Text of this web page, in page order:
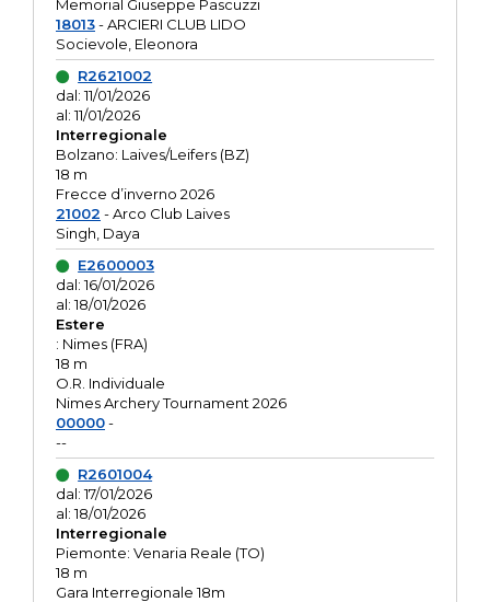
Memorial Giuseppe Pascuzzi
18013- ARCIERI CLUB LIDO
Socievole, Eleonora
R2621002
dal: 11/01/2026
al: 11/01/2026
Interregionale
Bolzano: Laives/Leifers (BZ)
18 m
Frecce d’inverno 2026
21002 - Arco Club Laives
Singh, Daya
E2600003
dal: 16/01/2026
al: 18/01/2026
Estere
: Nimes (FRA)
18 m
O.R. Individuale
Nimes Archery Tournament 2026
00000-
--
R2601004
dal: 17/01/2026
al: 18/01/2026
Interregionale
Piemonte: Venaria Reale (TO)
18 m
Gara Interregionale 18m